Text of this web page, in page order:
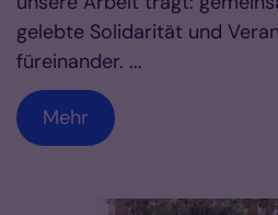
gelebte Solidarität und
füreinander. ...
Mehr